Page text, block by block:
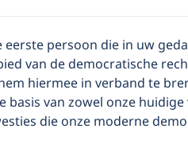
eerste persoon die in uw
van de democratische
hiermee in verband te
basis van zowel onze
die onze moderne